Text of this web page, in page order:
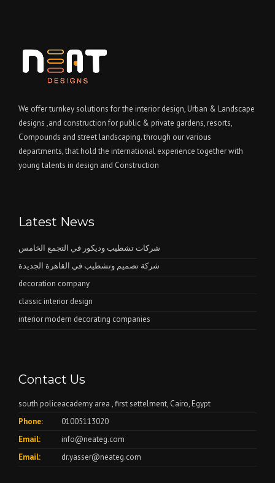
We offer turnkey solutions for the interior design, Urban & Landscape
designs ,and construction for public & private gardens, resorts,
Compounds and street landscaping. through our various
departments, that hold the international experience together with
young talents in design and Construction
Latest News
شركات تشطيب وديكور في التجمع الخامس
شركة تصميم وتشطيب في القاهرة الجديدة
decoration company
classic interior design
interior modern decorating companies
Contact Us
south policeacademy area , first settelment, Cairo, Egypt
Phone:
01005113020
Email:
info@neateg.com
Email:
dr.yasser@neateg.com